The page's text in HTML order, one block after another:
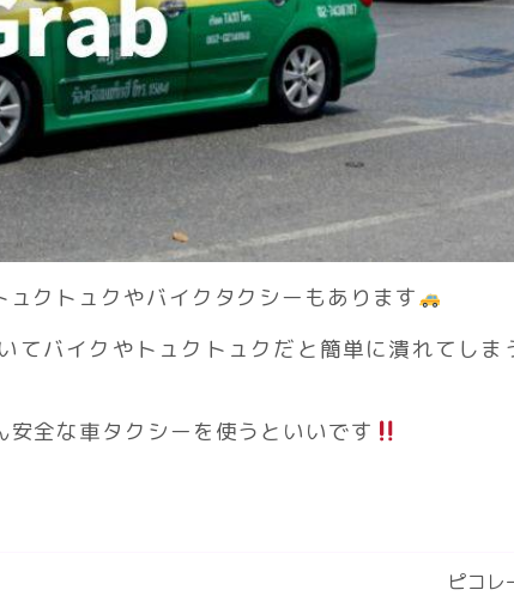
クトュクやバイクタクシーもあります
てバイクやトュクトュクだと簡単に潰れてしま
全な車タクシーを使うといいです
ピコレ